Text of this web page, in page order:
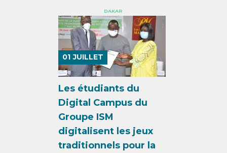
DAKAR
01 JUILLET
Les étudiants du
Digital Campus du
Groupe ISM
digitalisent les jeux
traditionnels pour la